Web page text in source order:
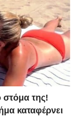
στόμα της!
καταφέρνει